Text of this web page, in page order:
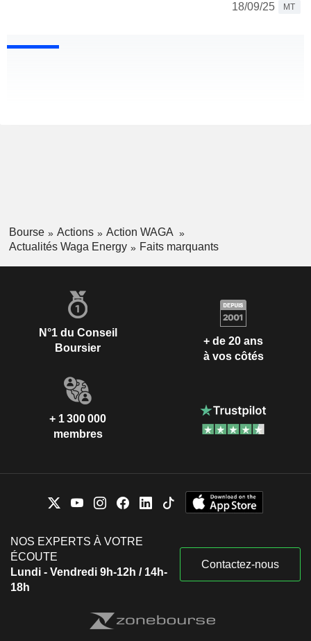
18/09/25
MT
Bourse Actions
Action WAGA
Actualités Waga Energy
Faits marquants
N°1 du Conseil
Boursier
+ de 20 ans
à vos côtés
+ 1 300 000
membres
NOS EXPERTS À VOTRE
ÉCOUTE
Lundi - Vendredi 9h-12h / 14h-
18h
Contactez-nous